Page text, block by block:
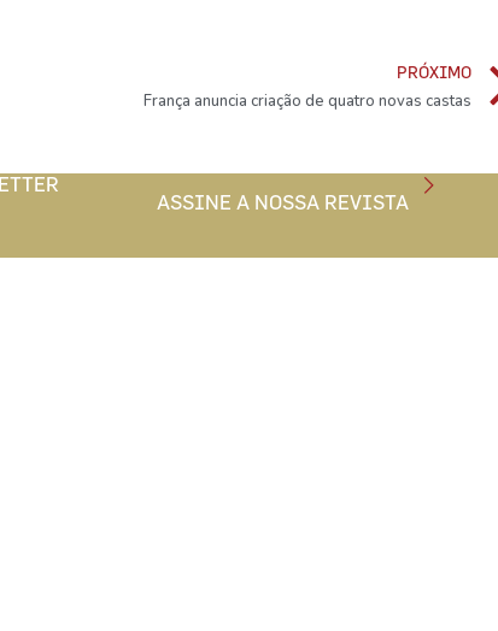
PRÓXIMO
França anuncia criação de quatro novas castas
ASSINE A NOSSA REVISTA